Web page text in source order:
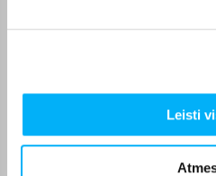
Leisti
DUK
Kokie Burberry Skutimosi
Kiek prekių yra Burberry
kategorijos asortimente ir